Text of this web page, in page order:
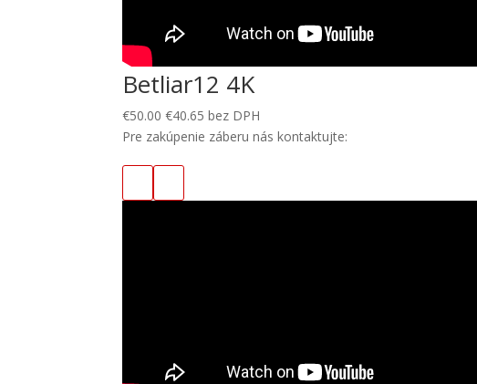
Betliar12 4K
€50.00 €40.65 bez DPH
Pre zakúpenie záberu nás kontaktujte: